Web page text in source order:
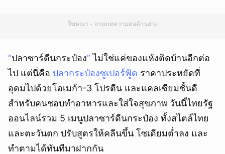
โฆษณา - อ่านบทความต่อด้านล่าง
“ปลาซาร์ดีนกระป๋อง” ไม่ใช่แค่ของแห้งติดบ้านอีกต่อ
ไป แต่นี่คือ ปลากระป๋องซูเปอร์ฟู้ด ราคาประหยัดที่
อุดมไปด้วยโอเมก้า-3 โปรตีน และแคลเซียมชั้นดี
สำหรับคนชอบทำอาหารและใส่ใจสุขภาพ วันนี้ไทยรัฐ
ออนไลน์รวม 5 เมนูปลาซาร์ดีนกระป๋อง ทั้งสไตล์ไทย
และตะวันตก ปรับสูตรให้คลีนขึ้น โซเดียมต่ำลง และ
ทำตามได้ทันทีมาฝากกัน